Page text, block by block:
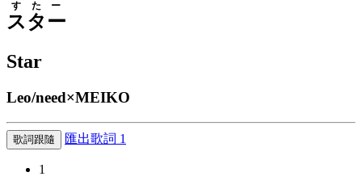
スター
すたー
Star
Leo/need×MEIKO
歌詞跟隨 匯出歌詞 1
1